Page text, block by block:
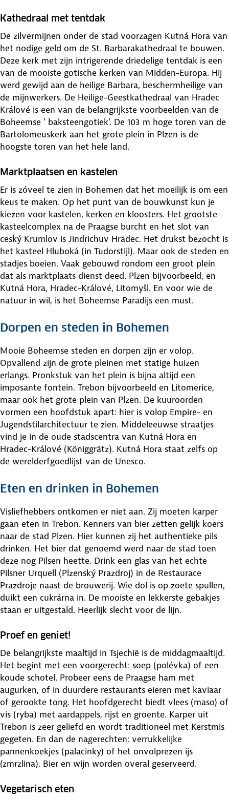
Kathedraal met tentdak
De zilvermijnen onder de stad voorzagen Kutná Hora van
het nodige geld om de St. Barbarakathedraal te bouwen.
Deze kerk met zijn intrigerende driedelige tentdak is een
van de mooiste gotische kerken van Midden-Europa. Hij
werd gewijd aan de heilige Barbara, beschermheilige van
de mijnwerkers. De Heilige-Geestkathedraal van Hradec
Králové is een van de belangrijkste voorbeelden van de
Boheemse ' baksteengotiek'. De 103 m hoge toren van de
Bartolomeuskerk aan het grote plein in Plzen is de
hoogste toren van het hele land.
Marktplaatsen en kastelen
Er is zóveel te zien in Bohemen dat het moeilijk is om een
keus te maken. Op het punt van de bouwkunst kun je
kiezen voor kastelen, kerken en kloosters. Het grootste
kasteelcomplex na de Praagse burcht en het slot van
ceský Krumlov is Jindrichuv Hradec. Het drukst bezocht is
het kasteel Hluboká (in Tudorstijl). Maar ook de steden en
stadjes boeien. Vaak gebouwd rondom een groot plein
dat als marktplaats dienst deed. Plzen bijvoorbeeld, en
Kutná Hora, Hradec-Králové, Litomyšl. En voor wie de
natuur in wil, is het Boheemse Paradijs een must.
Dorpen en steden in Bohemen
Mooie Boheemse steden en dorpen zijn er volop.
Opvallend zijn de grote pleinen met statige huizen
erlangs. Pronkstuk van het plein is bijna altijd een
imposante fontein. Trebon bijvoorbeeld en Litomerice,
maar ook het grote plein van Plzen. De kuuroorden
vormen een hoofdstuk apart: hier is volop Empire- en
Jugendstilarchitectuur te zien. Middeleeuwse straatjes
vind je in de oude stadscentra van Kutná Hora en
Hradec-Králové (Königgrätz). Kutná Hora staat zelfs op
de werelderfgoedlijst van de Unesco.
Eten en drinken in Bohemen
Visliefhebbers ontkomen er niet aan. Zij moeten karper
gaan eten in Trebon. Kenners van bier zetten gelijk koers
naar de stad Plzen. Hier kunnen zij het authentieke pils
drinken. Het bier dat genoemd werd naar de stad toen
deze nog Pilsen heette. Drink een glas van het echte
Pilsner Urquell (Plzenský Prazdroj) in de Restaurace
Prazdroje naast de brouwerij. Wie dol is op zoete spullen,
duikt een cukrárna in. De mooiste en lekkerste gebakjes
staan er uitgestald. Heerlijk slecht voor de lijn.
Proef en geniet!
De belangrijkste maaltijd in Tsjechië is de middagmaaltijd.
Het begint met een voorgerecht: soep (polévka) of een
koude schotel. Probeer eens de Praagse ham met
augurken, of in duurdere restaurants eieren met kaviaar
of gerookte tong. Het hoofdgerecht biedt vlees (maso) of
vis (ryba) met aardappels, rijst en groente. Karper uit
Trebon is zeer geliefd en wordt traditioneel met Kerstmis
gegeten. En dan de nagerechten: verrukkelijke
pannenkoekjes (palacinky) of het onvolprezen ijs
(zmrzlina). Bier en wijn worden overal geserveerd.
Vegetarisch eten